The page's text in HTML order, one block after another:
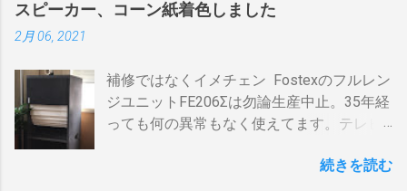
まま反映します。中火で200gなら6分程度
勿論焦げます。放置すれば燃えます。風に
よる炎の揺れや、ドラムに風が入るとすぐ
温度が下がります。 メリット 火力に対する
反応が早い。（蓄熱はゼロ） 二重ドラムに
比べて短時間で焙煎できる チャフがドラム
の中に溜まらない デメリット ザルのように
の地上波の「テレビへ（出力）」端子と
（出力）」端子とテレビの「地上デジタ
ル」端子をアンテナケーブルで接続しま
す。 BSの接続（アンテナケーブル２本必
「BSアンテナ入力」端子へ接続 BDR２の
ー・電気ストーブ、ドライヤー、照明15、
２・トースター、炊飯器・・・・。 を合計
してみると 「70アンペア必要」 と表示され
た。７０アンペアは高額になりそうで流石
ーカー、赤色が安全ブレーカー。安全ブレ
スピーカー、コーン紙着色しました
2月 06, 2021
補修ではなくイメチェン Fostexのフルレン
ジユニットFE206Σは勿論生産中止。35年経
っても何の異常もなく使えてます。テレビ
で使ってます。リタイヤしてからは音量を
続きを読む